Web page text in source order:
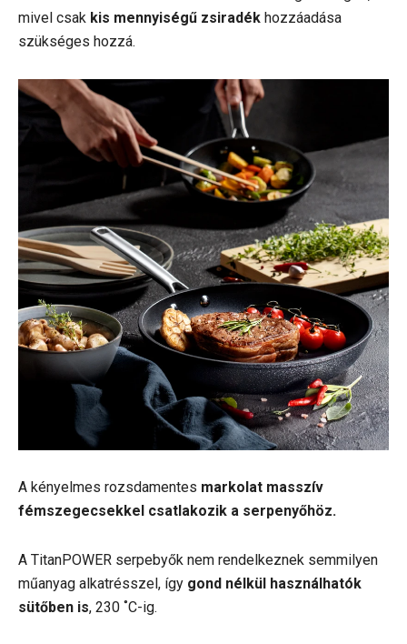
mivel csak kis mennyiségű zsiradék hozzáadása
szükséges hozzá.
A kényelmes rozsdamentes markolat masszív
fémszegecsekkel csatlakozik a serpenyőhöz.
A TitanPOWER serpebyők nem rendelkeznek semmilyen
műanyag alkatrésszel, így gond nélkül használhatók
sütőben is, 230 ˚C-ig.